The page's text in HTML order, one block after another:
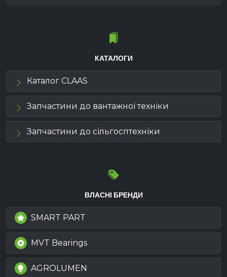
КАТАЛОГИ
Каталог CLAAS
Запчастини до вантажної техніки
Запчастини до сільгосптехніки
ВЛАСНІ БРЕНДИ
SMART PART
MVT Bearings
AGROLUMEN